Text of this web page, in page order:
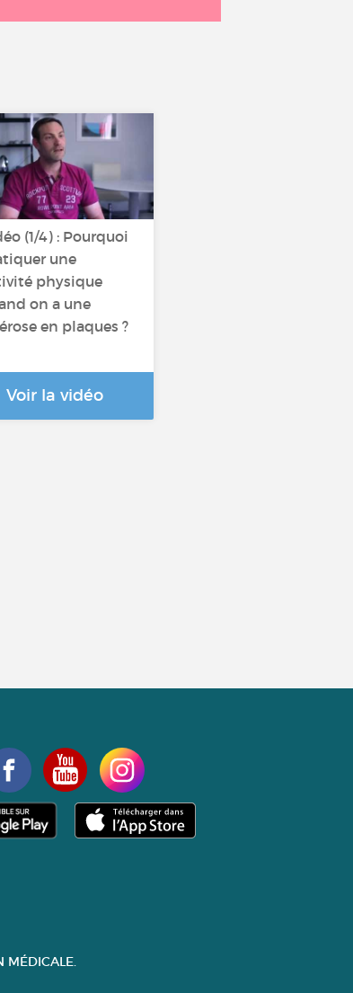
(1/4) : Pourquoi
une
physique
on a une
en plaques ?
Voir la vidéo
MÉDICALE.